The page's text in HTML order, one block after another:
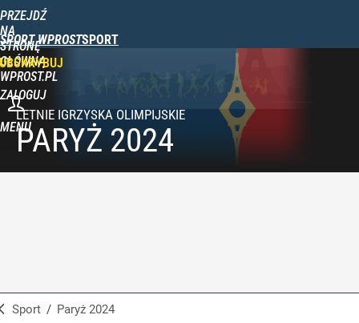
PRZEJDŹ
NA
STRONĘ
GŁÓWNĄ
WPROST.PL
SPORT WPROST
ZALOGUJ
MENUPARYŻ 2024
Sport / Paryż 2024